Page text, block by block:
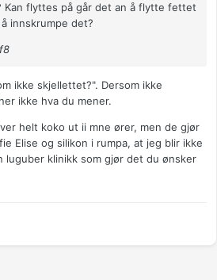
Kan flyttes på går det an å flytte fettet
innskrumpe det?
ikke skjellettet?". Dersom ikke
ikke hva du mener.
helt koko ut ii mne ører, men de gjør
Elise og silikon i rumpa, at jeg blir ikke
luguber klinikk som gjør det du ønsker